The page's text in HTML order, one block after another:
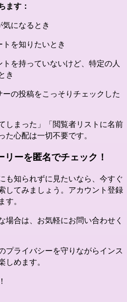
ます：
になるとき
を知りたいとき
を持っていないけど、特定の人
き
の投稿をこっそりチェックした
しまった」「閲覧者リストに名前
心配は一切不要です。
ーを匿名でチェック！
も知られずに見たいなら、今すぐ
してみましょう。アカウント登録
。
場合は、お気軽にお問い合わせく
プライバシーを守りながらインス
めます。